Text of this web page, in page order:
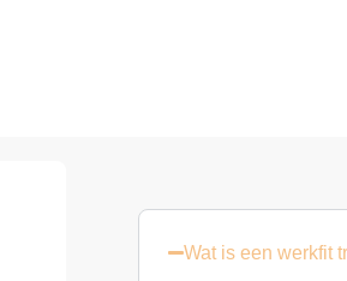
Wat is een werkfit